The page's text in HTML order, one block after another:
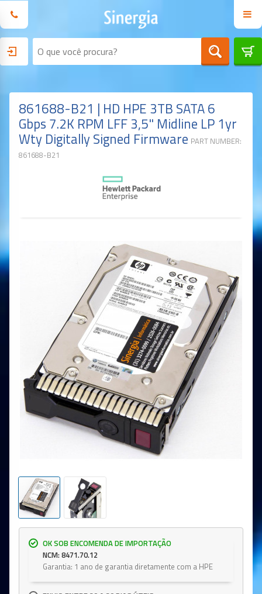
861688-B21 | HD HPE 3TB SATA 6
Gbps 7.2K RPM LFF 3,5" Midline LP 1yr
Wty Digitally Signed Firmware PART NUMBER:
861688-B21
OK SOB ENCOMENDA DE IMPORTAÇÃO
NCM: 8471.70.12
Garantia: 1 ano de garantia diretamente com a HPE